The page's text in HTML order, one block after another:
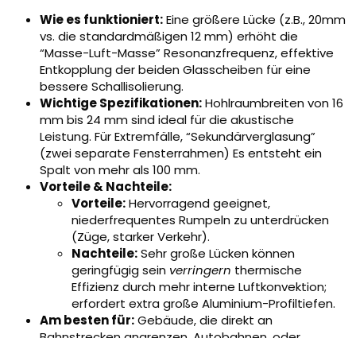
Wie es funktioniert:Eine größere Lücke (z.B., 20mm
vs. die standardmäßigen 12 mm) erhöht die
“Masse-Luft-Masse” Resonanzfrequenz, effektive
Entkopplung der beiden Glasscheiben für eine
bessere Schallisolierung.
Wichtige Spezifikationen:Hohlraumbreiten von 16
mm bis 24 mm sind ideal für die akustische
Leistung. Für Extremfälle, “Sekundärverglasung”
(zwei separate Fensterrahmen) Es entsteht ein
Spalt von mehr als 100 mm.
Vorteile & Nachteile:
Vorteile:Hervorragend geeignet,
niederfrequentes Rumpeln zu unterdrücken
(Züge, starker Verkehr).
Nachteile:Sehr große Lücken können
geringfügig sein verringern thermische
Effizienz durch mehr interne Luftkonvektion;
erfordert extra große Aluminium-Profiltiefen.
Am besten für:Gebäude, die direkt an